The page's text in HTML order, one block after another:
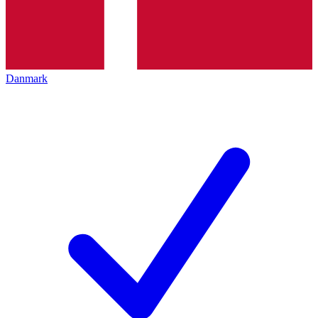
Danmark